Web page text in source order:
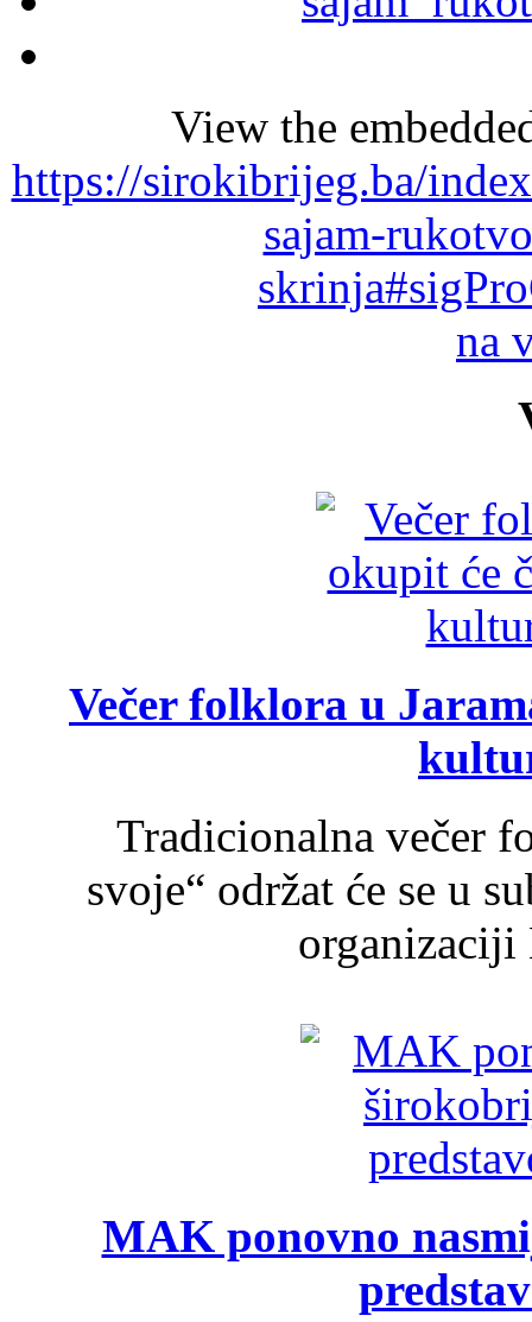
View the
https://sirokibrijeg.ba/
sajam-
na
Večer folklora u
Tradicionalna večer
svoje“ održat će se u
organizaciji
MAK ponovno